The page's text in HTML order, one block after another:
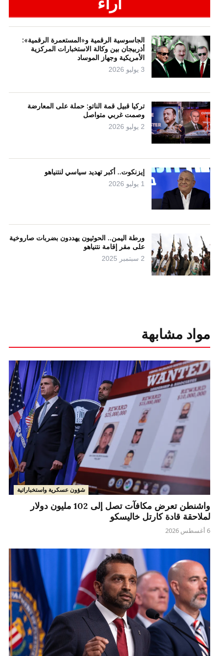
الجاسوسية الرقمية و«المستعمرة الرقمية»:
أذربيجان بين وكالة الاستخبارات المركزية
الأمريكية وجهاز الموساد
3 يوليو 2026
تركيا قبيل قمة الناتو: حملة على المعارضة
وصمت غربي متواصل
2 يوليو 2026
إيزنكوت.. أكبر تهديد سياسي لنتنياهو
1 يوليو 2026
ورطة اليمن.. الحوثيون يهددون بضربات صاروخية
على مقر إقامة نتنياهو
2 سبتمبر 2025
مواد مشابهة
شؤون عسكرية واستخباراتية
واشنطن تعرض مكافآت تصل إلى 102 مليون دولار
لملاحقة قادة كارتل خاليسكو
6 أغسطس 2026